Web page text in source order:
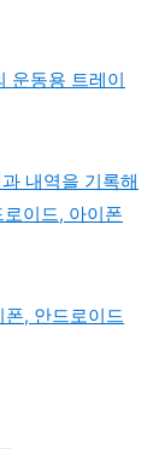
운동용 트레이
내역을 기록해
이드, 아이폰
, 안드로이드